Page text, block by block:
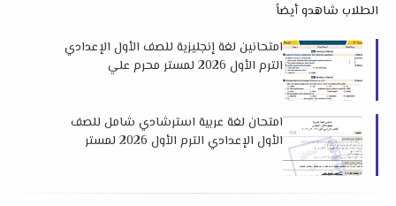
الطلاب شاهدو أيضاً
امتحانين لغة إنجليزية للصف الأول الإعدادي
الترم الأول 2026 لمستر محرم علي
امتحان لغة عربية استرشادي شامل للصف
الأول الإعدادي الترم الأول 2026 لمستر